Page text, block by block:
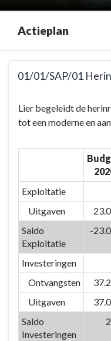
Actieplan
01/01
Ruimte
Omgeving
Actieplan
01/01/SAP/01
naar
navigatie
Ruimte
Omgeving
Actieplan
01/01/SAP/01
Herinrichting
Stationsomgeving
Lier begeleidt de
tot een moderne en
Exploitatie
Uitgaven
Saldo
Exploitatie
-
Investeringen
Ontvangsten
Uitgaven
Saldo
Investeringen